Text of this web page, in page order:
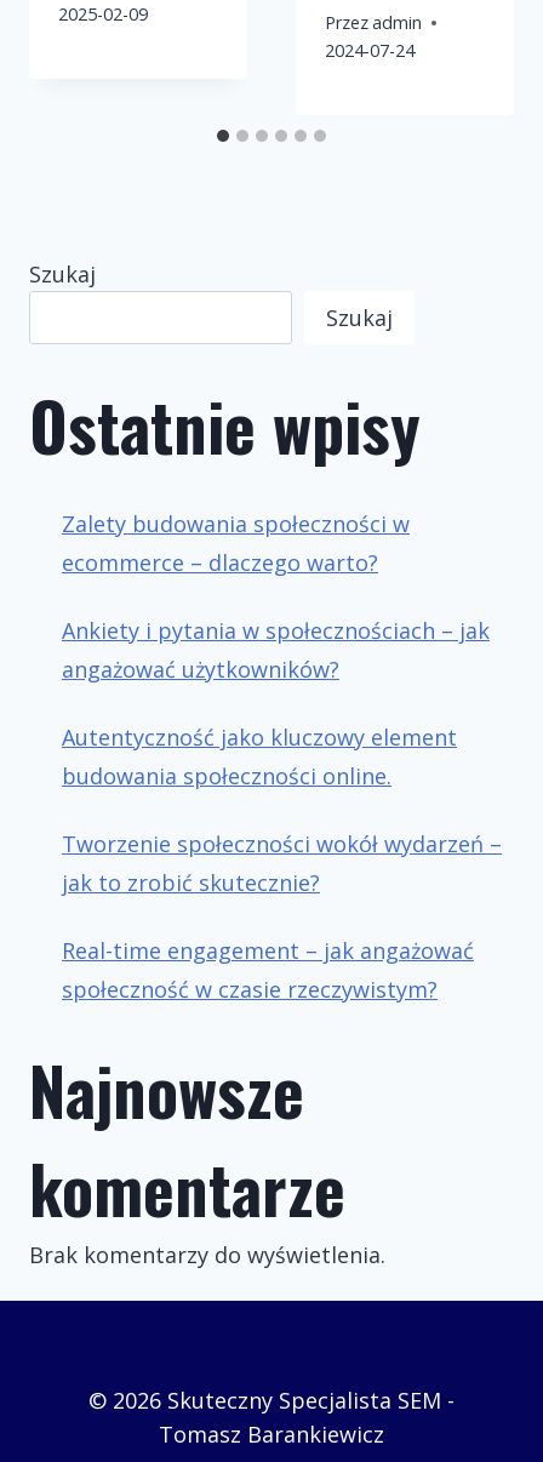
2025-02-09
Przezadmin
2024-07-24
Szukaj
Szukaj
Ostatnie wpisy
Zalety budowania społeczności w
ecommerce – dlaczego warto?
Ankiety i pytania w społecznościach – jak
angażować użytkowników?
Autentyczność jako kluczowy element
budowania społeczności online.
Tworzenie społeczności wokół wydarzeń –
jak to zrobić skutecznie?
Real-time engagement – jak angażować
społeczność w czasie rzeczywistym?
Najnowsze
komentarze
Brak komentarzy do wyświetlenia.
© 2026 Skuteczny Specjalista SEM -
Tomasz Barankiewicz